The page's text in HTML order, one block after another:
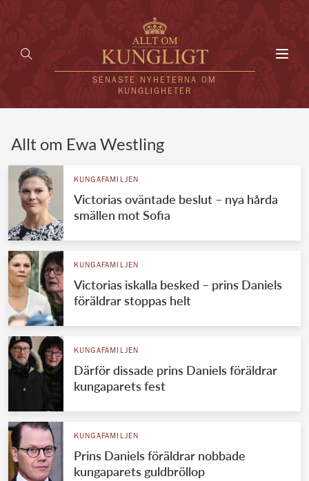
SENASTE NYHETERNA OM
KUNGLIGHETER
UTLÄNDSKT
VÄRLDENS KUNGAHUS
Svenska kungahuset
Brittiska kungahuset
Danska kungahuset
Spanska kungahuset
Jordanska kungahuset
Luxemburgska storhertighuset
REDAKTION
Allt om Ewa Westling
KUNGAFAMILJEN
Victorias oväntade beslut – nya hårda
smällen mot Sofia
KUNGAFAMILJEN
Victorias iskalla besked – prins Daniels
föräldrar stoppas helt
KUNGAFAMILJEN
Därför dissade prins Daniels föräldrar
kungaparets fest
KUNGAFAMILJEN
Prins Daniels föräldrar nobbade
kungaparets guldbröllop